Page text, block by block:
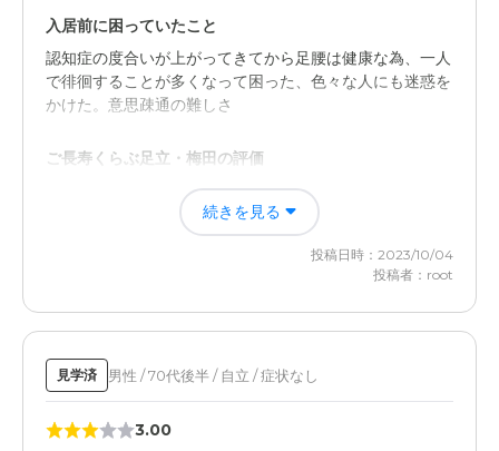
全体的に整理整頓されているが雑然としている場所もあ
介護医療サービスについて
が体調を崩しても面倒を見てくれない。
近隣環境や交通アクセスについて
自宅から近いので面会に便利。ただし、駅からは少し遠い
ので通院の際はタクシーを使わなけれなならない。奥まっ
た立地なので、アプリではタクシーが到着しない。
入居時より値上がりした。物価の高騰で仕方ないとは思う
が、介護度が進んだことで、追加サービス料が増えた。
入居前に困っていたこと
認知症の度合いが上がってきてから足腰は健康な為、一人
で徘徊することが多くなって困った、色々な人にも迷惑を
かけた。意思疎通の難しさ
ご長寿くらぶ足立・梅田の評価
施設の明るい雰囲気、施設のスッタフの方々、そして何よ
りも、施設の利用者の笑顔が良い
職員・スタッフ・他入居者の雰囲気について
外観・内装・居室・設備について
特に施設の外観や内装、居室、設備に対して受けた印象は
ない。可もなく不可もなしだと思います。
続きを見る
投稿日時：2023/10/04
投稿者：root
見学済 男性 / 70代後半 / 自立 / 症状なし
3.00